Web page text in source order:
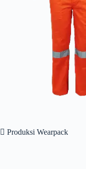
 Produksi Wearpack